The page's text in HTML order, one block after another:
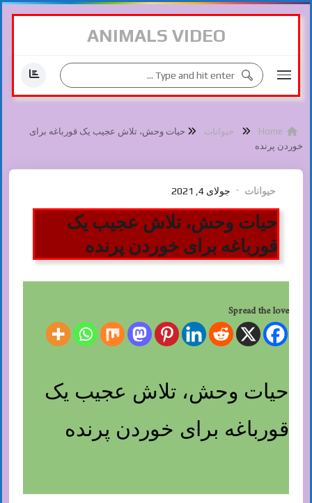
ANIMALS VIDEO
حیوانات
حیات وحش، تلاش عجیب یک قورباغه برای
خوردن پرنده
حیوانات جولای 4, 2021
حیات وحش، تلاش عجیب یک
قورباغه برای خوردن پرنده
Spread the love
حیات وحش، تلاش عجیب یک
قورباغه برای خوردن پرنده